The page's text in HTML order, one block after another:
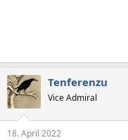
Tenferenzu
Vice Admiral
18. April 2022